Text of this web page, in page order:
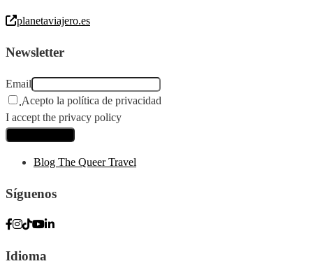
planetaviajero.es
Newsletter
Email
Acepto la política de privacidad
I accept the privacy policy
Blog The Queer Travel
Síguenos
Idioma